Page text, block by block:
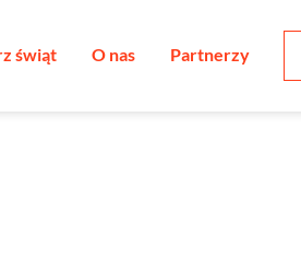
świąt O nas Partnerzy